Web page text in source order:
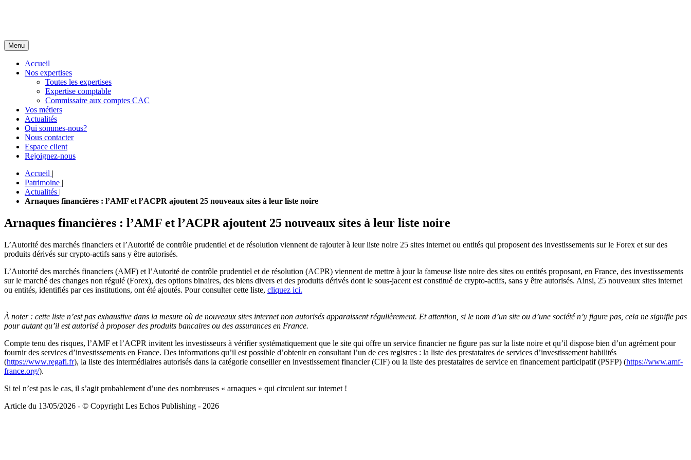
Menu
Accueil
Nos expertises
Toutes les expertises
Expertise comptable
Commissaire aux comptes CAC
Vos métiers
Actualités
Qui sommes-nous?
Nous contacter
Espace client
Rejoignez-nous
Accueil |
Patrimoine |
Actualités |
Arnaques financières : l’AMF et l’ACPR ajoutent 25 nouveaux sites à leur liste noire
Arnaques financières : l’AMF et l’ACPR ajoutent 25 nouveaux sites à leur liste noire
L’Autorité des marchés financiers et l’Autorité de contrôle prudentiel et de résolution viennent de rajouter à leur liste noire 25 sites internet ou entités qui proposent des investissements sur le Forex et sur des
produits dérivés sur crypto-actifs sans y être autorisés.
L’Autorité des marchés financiers (AMF) et l’Autorité de contrôle prudentiel et de résolution (ACPR) viennent de mettre à jour la fameuse liste noire des sites ou entités proposant, en France, des investissements
sur le marché des changes non régulé (Forex), des options binaires, des biens divers et des produits dérivés dont le sous-jacent est constitué de crypto-actifs, sans y être autorisés. Ainsi, 25 nouveaux sites internet
ou entités, identifiés par ces institutions, ont été ajoutés. Pour consulter cette liste, cliquez ici.
À noter : cette liste n’est pas exhaustive dans la mesure où de nouveaux sites internet non autorisés apparaissent régulièrement. Et attention, si le nom d’un site ou d’une société n’y figure pas, cela ne signifie pas
pour autant qu’il est autorisé à proposer des produits bancaires ou des assurances en France.
Compte tenu des risques, l’AMF et l’ACPR invitent les investisseurs à vérifier systématiquement que le site qui offre un service financier ne figure pas sur la liste noire et qu’il dispose bien d’un agrément pour
fournir des services d’investissements en France. Des informations qu’il est possible d’obtenir en consultant l’un de ces registres : la liste des prestataires de services d’investissement habilités
(https://www.regafi.fr), la liste des intermédiaires autorisés dans la catégorie conseiller en investissement financier (CIF) ou la liste des prestataires de service en financement participatif (PSFP) (https://www.amf-
france.org/).
Si tel n’est pas le cas, il s’agit probablement d’une des nombreuses « arnaques » qui circulent sur internet !
Article du 13/05/2026 - © Copyright Les Echos Publishing - 2026